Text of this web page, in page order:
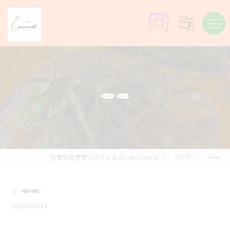
🥕🥕
佐賀県佐賀市のカフェならCafe Carrot ブログ 🥕🥕
🥕🥕
2026/06/11